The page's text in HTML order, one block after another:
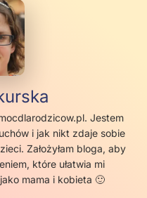
Jestem
i jak nikt zdaje sobie
Założyłam bloga, aby
które ułatwia mi
mama i kobieta 🙂